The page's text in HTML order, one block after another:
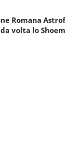
Romana
volta lo